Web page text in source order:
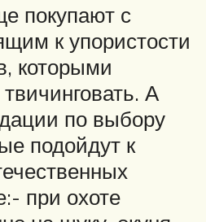
покупают с
к упористости
которыми
А
по выбору
подойдут к
при охоте